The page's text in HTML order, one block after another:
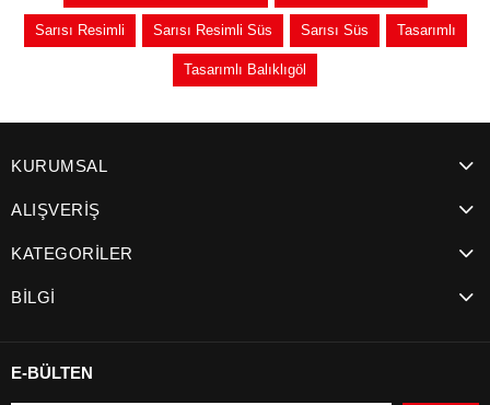
Sarısı Resimli Sarısı Resimli Süs Sarısı Süs Tasarımlı
Tasarımlı Balıklıgöl
KURUMSAL
ALIŞVERİŞ
KATEGORİLER
BİLGİ
E-BÜLTEN